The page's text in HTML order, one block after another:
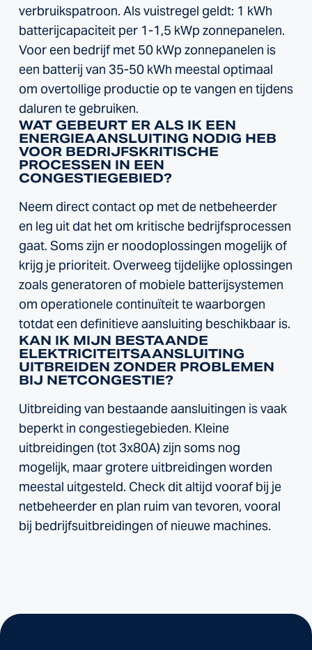
verbruikspatroon. Als vuistregel geldt: 1 kWh
batterijcapaciteit per 1-1,5 kWp zonnepanelen.
Voor een bedrijf met 50 kWp zonnepanelen is
een batterij van 35-50 kWh meestal optimaal
om overtollige productie op te vangen en tijdens
daluren te gebruiken.
WAT GEBEURT ER ALS IK EEN
ENERGIEAANSLUITING NODIG HEB
VOOR BEDRIJFSKRITISCHE
PROCESSEN IN EEN
CONGESTIEGEBIED?
Neem direct contact op met de netbeheerder
en leg uit dat het om kritische bedrijfsprocessen
gaat. Soms zijn er noodoplossingen mogelijk of
krijg je prioriteit. Overweeg tijdelijke oplossingen
zoals generatoren of mobiele batterijsystemen
om operationele continuïteit te waarborgen
totdat een definitieve aansluiting beschikbaar is.
KAN IK MIJN BESTAANDE
ELEKTRICITEITSAANSLUITING
UITBREIDEN ZONDER PROBLEMEN
BIJ NETCONGESTIE?
Uitbreiding van bestaande aansluitingen is vaak
beperkt in congestiegebieden. Kleine
uitbreidingen (tot 3x80A) zijn soms nog
mogelijk, maar grotere uitbreidingen worden
meestal uitgesteld. Check dit altijd vooraf bij je
netbeheerder en plan ruim van tevoren, vooral
bij bedrijfsuitbreidingen of nieuwe machines.